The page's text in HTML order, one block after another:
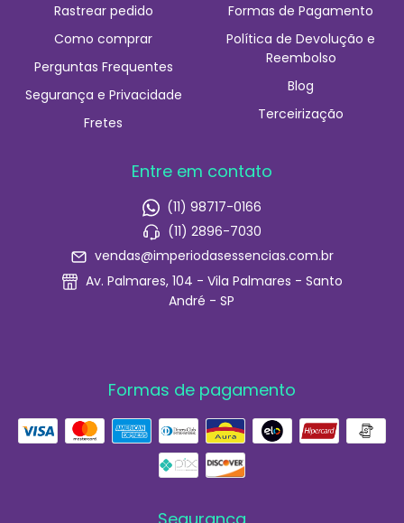
Rastrear pedido
Como comprar
Perguntas Frequentes
Segurança e Privacidade
Fretes
Formas de Pagamento
Política de Devolução e
Reembolso
Blog
Terceirização
Entre em contato
(11) 98717-0166
(11) 2896-7030
vendas@imperiodasessencias.com.br
Av. Palmares, 104 - Vila Palmares - Santo
André - SP
Formas de pagamento